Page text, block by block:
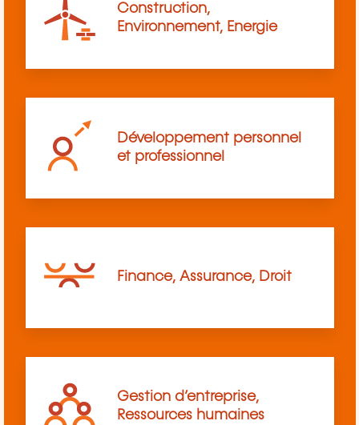
Construction,
Environnement, Energie
Développement personnel
et professionnel
Finance, Assurance, Droit
Gestion d’entreprise,
Ressources humaines